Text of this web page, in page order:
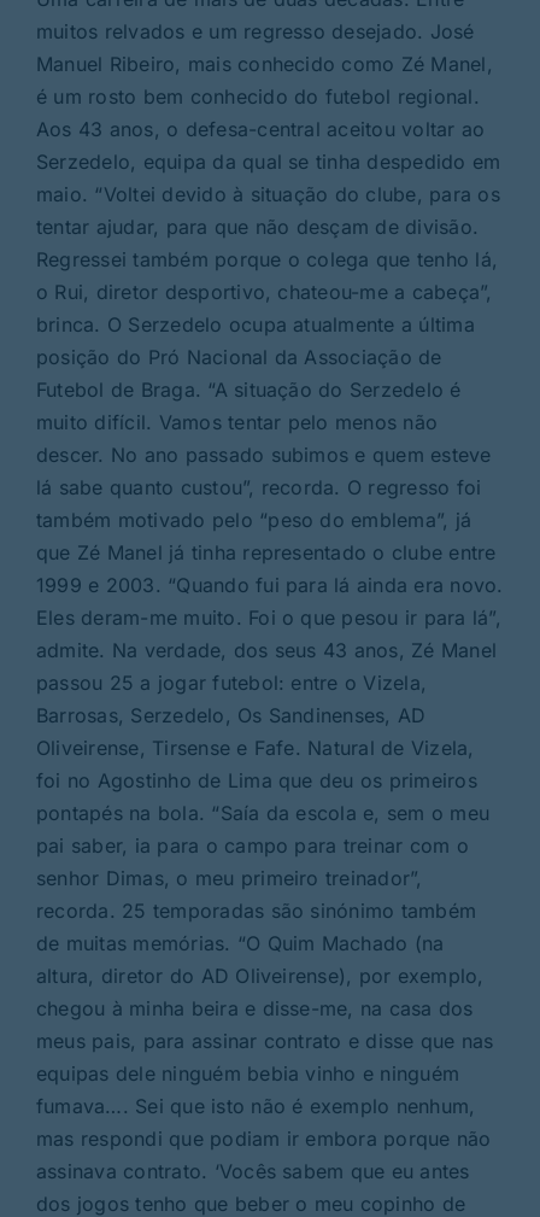
muitos relvados e um regresso desejado. José
Manuel Ribeiro, mais conhecido como Zé Manel,
é um rosto bem conhecido do futebol regional.
Aos 43 anos, o defesa-central aceitou voltar ao
Serzedelo, equipa da qual se tinha despedido em
maio. “Voltei devido à situação do clube, para os
tentar ajudar, para que não desçam de divisão.
Regressei também porque o colega que tenho lá,
o Rui, diretor desportivo, chateou-me a cabeça”,
brinca. O Serzedelo ocupa atualmente a última
posição do Pró Nacional da Associação de
Futebol de Braga. “A situação do Serzedelo é
muito difícil. Vamos tentar pelo menos não
descer. No ano passado subimos e quem esteve
lá sabe quanto custou”, recorda. O regresso foi
também motivado pelo “peso do emblema”, já
que Zé Manel já tinha representado o clube entre
1999 e 2003. “Quando fui para lá ainda era novo.
Eles deram-me muito. Foi o que pesou ir para lá”,
admite. Na verdade, dos seus 43 anos, Zé Manel
passou 25 a jogar futebol: entre o Vizela,
Barrosas, Serzedelo, Os Sandinenses, AD
Oliveirense, Tirsense e Fafe. Natural de Vizela,
foi no Agostinho de Lima que deu os primeiros
pontapés na bola. “Saía da escola e, sem o meu
pai saber, ia para o campo para treinar com o
senhor Dimas, o meu primeiro treinador”,
recorda. 25 temporadas são sinónimo também
de muitas memórias. “O Quim Machado (na
altura, diretor do AD Oliveirense), por exemplo,
chegou à minha beira e disse-me, na casa dos
meus pais, para assinar contrato e disse que nas
equipas dele ninguém bebia vinho e ninguém
fumava…. Sei que isto não é exemplo nenhum,
mas respondi que podiam ir embora porque não
assinava contrato. ‘Vocês sabem que eu antes
dos jogos tenho que beber o meu copinho de